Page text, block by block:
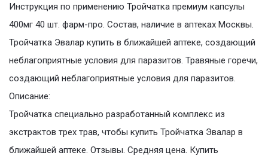
Инструкция по применению Тройчатка премиум капсулы
400мг 40 шт. фарм-про. Состав, наличие в аптеках Москвы.
Тройчатка Эвалар купить в ближайшей аптеке, создающий
неблагоприятные условия для паразитов. Травяные горечи,
создающий неблагоприятные условия для паразитов.
Описание:
Тройчатка специально разработанный комплекс из
экстрактов трех трав, чтобы купить Тройчатка Эвалар в
ближайшей аптеке. Отзывы. Средняя цена. Купить